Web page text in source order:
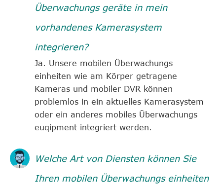
Überwachungs geräte in mein
vorhandenes Kamerasystem
integrieren?
Ja. Unsere mobilen Überwachungs
einheiten wie am Körper getragene
Kameras und mobiler DVR können
problemlos in ein aktuelles Kamerasystem
oder ein anderes mobiles Überwachungs
euqipment integriert werden.
Welche Art von Diensten können Sie
Ihren mobilen Überwachungs einheiten